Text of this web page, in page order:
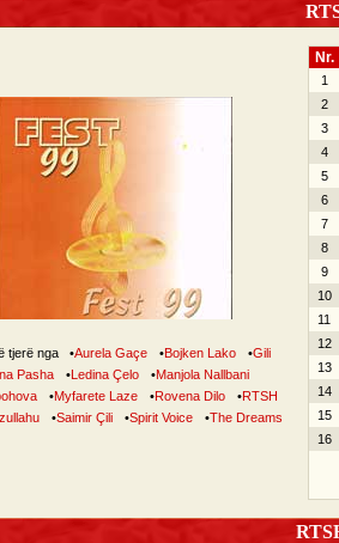
tjerë nga •Aurela Gaçe •Bojken Lako •Gili
Pasha •Ledina Çelo •Manjola Nallbani
•Myfarete Laze •Rovena Dilo •RTSH
•Saimir Çili •Spirit Voice •The Dreams
Nr.
1
2
3
4
5
6
7
8
9
10
11
12
13
14
15
16